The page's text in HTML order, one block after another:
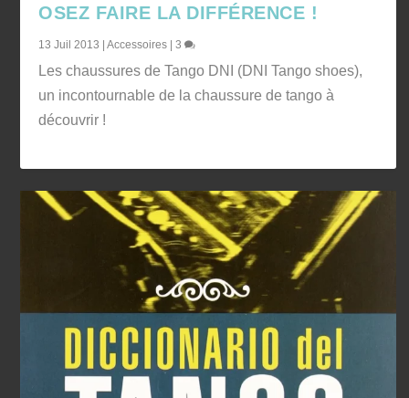
OSEZ FAIRE LA DIFFÉRENCE !
13 Juil 2013 |Accessoires |3
Les chaussures de Tango DNI (DNI Tango shoes),
un incontournable de la chaussure de tango à
découvrir !